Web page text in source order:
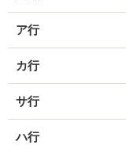
ア行
カ行
サ行
ハ行